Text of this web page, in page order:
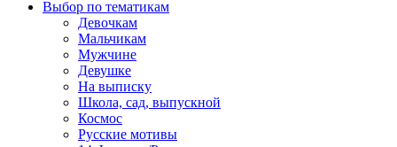
Выбор по тематикам
Девочкам
Мальчикам
Мужчине
Девушке
На выписку
Школа, сад, выпускной
Космос
Русские мотивы